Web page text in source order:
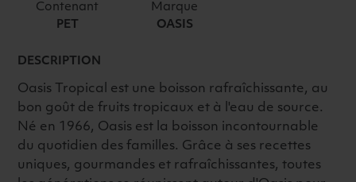
PET
Contenant
PET
Marque
OASIS
DESCRIPTION
Oasis Tropical est une boisson rafraîchissante, au
bon goût de fruits tropicaux et à l'eau de source.
Né en 1966, Oasis est la boisson incontournable
du quotidien des familles. Grâce à ses recettes
uniques, gourmandes et rafraîchissantes, toutes